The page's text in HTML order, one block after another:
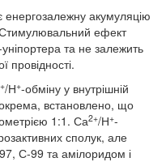
акумуляцію
Стимулювальний ефект
та не залежить
провідності.
/Н+-обміну у внутрішній
встановлено, що
1:1. Са2+/Н+-
сполук, але
С-99 та амілоридом і